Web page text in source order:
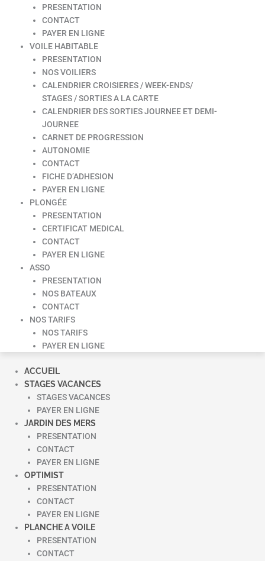
PRESENTATION
CONTACT
PAYER EN LIGNE
VOILE HABITABLE
PRESENTATION
NOS VOILIERS
CALENDRIER CROISIERES / WEEK-ENDS/
STAGES / SORTIES A LA CARTE
CALENDRIER DES SORTIES JOURNEE ET DEMI-
JOURNEE
CARNET DE PROGRESSION
AUTONOMIE
CONTACT
FICHE D’ADHESION
PAYER EN LIGNE
PLONGÉE
PRESENTATION
CERTIFICAT MEDICAL
CONTACT
PAYER EN LIGNE
ASSO
PRESENTATION
NOS BATEAUX
CONTACT
NOS TARIFS
NOS TARIFS
PAYER EN LIGNE
ACCUEIL
STAGES VACANCES
STAGES VACANCES
PAYER EN LIGNE
JARDIN DES MERS
PRESENTATION
CONTACT
PAYER EN LIGNE
OPTIMIST
PRESENTATION
CONTACT
PAYER EN LIGNE
PLANCHE A VOILE
PRESENTATION
CONTACT